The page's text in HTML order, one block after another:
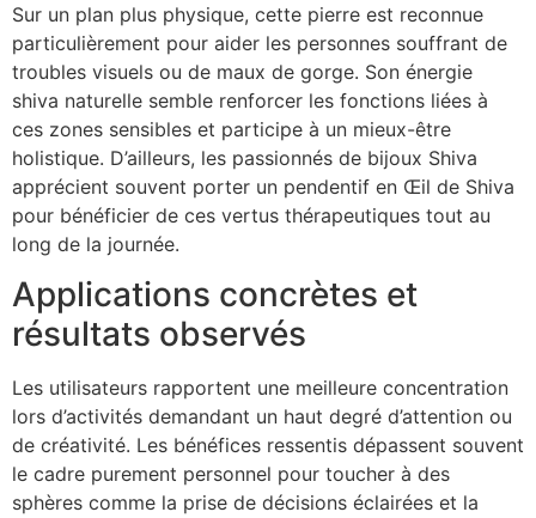
Sur un plan plus physique, cette pierre est reconnue
particulièrement pour aider les personnes souffrant de
troubles visuels ou de maux de gorge. Son énergie
shiva naturelle semble renforcer les fonctions liées à
ces zones sensibles et participe à un mieux-être
holistique. D’ailleurs, les passionnés de bijoux Shiva
apprécient souvent porter un pendentif en Œil de Shiva
pour bénéficier de ces vertus thérapeutiques tout au
long de la journée.
Applications concrètes et
résultats observés
Les utilisateurs rapportent une meilleure concentration
lors d’activités demandant un haut degré d’attention ou
de créativité. Les bénéfices ressentis dépassent souvent
le cadre purement personnel pour toucher à des
sphères comme la prise de décisions éclairées et la